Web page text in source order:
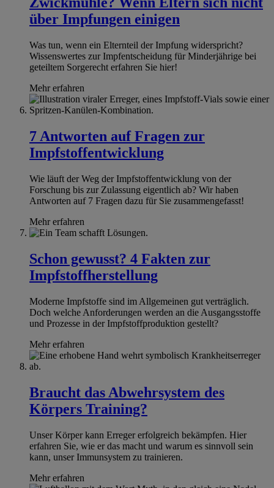
über Impfungen einigen
Was tun, wenn ein Elternteil der Impfung widerspricht?
Wissenswertes zur Impfentscheidung für Minderjährige bei
geteiltem Sorgerecht erfahren Sie hier!
Mehr erfahren
7 Antworten auf Fragen zur
Impfstoffentwicklung
Wie läuft der Weg der Impfstoffentwicklung von der
Forschung bis zur Zulassung eigentlich ab? Wir haben
Antworten auf 7 Fragen dazu für Sie zusammengefasst!
Mehr erfahren
Schon gewusst? 4 Fakten zur
Impfstoffherstellung
Moderne Impfstoffe sind im Allgemeinen gut verträglich.
Doch welche Anforderungen werden an die Ausgangsstoffe
und Prozesse in der Impfstoffproduktion gestellt?
Mehr erfahren
Braucht das Abwehrsystem des
Körpers Training?
Unser Körper kann Erreger erfolgreich bekämpfen. Hier
erfahren Sie, wie er das macht und warum es sinnvoll sein
kann, unser Immunsystem zu trainieren.
Mehr erfahren